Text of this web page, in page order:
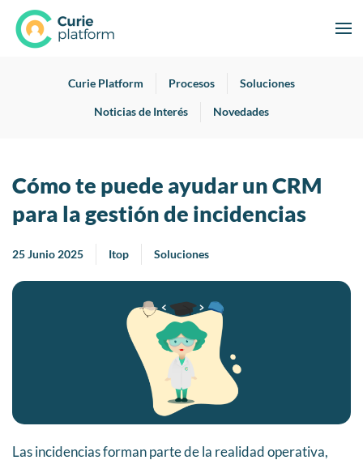
Curie Platform Procesos Soluciones
Noticias de Interés Novedades
Cómo te puede ayudar un CRM
para la gestión de incidencias
25 Junio 2025 Itop Soluciones
Las incidencias forman parte de la realidad operativa,